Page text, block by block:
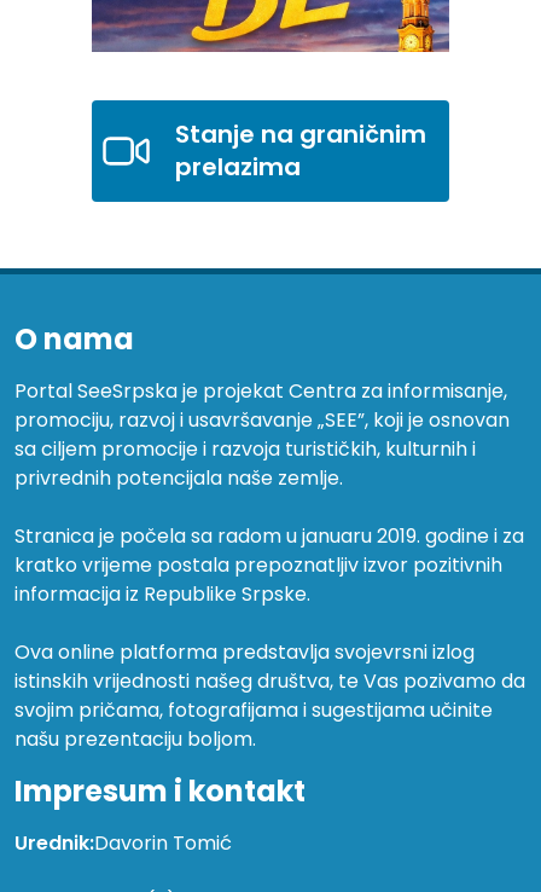
Stanje na graničnim
prelazima
O nama
Portal SeeSrpska je projekat Centra za informisanje,
promociju, razvoj i usavršavanje „SEE”, koji je osnovan
sa ciljem promocije i razvoja turističkih, kulturnih i
privrednih potencijala naše zemlje.
Stranica je počela sa radom u januaru 2019. godine i za
kratko vrijeme postala prepoznatljiv izvor pozitivnih
informacija iz Republike Srpske.
Ova online platforma predstavlja svojevrsni izlog
istinskih vrijednosti našeg društva, te Vas pozivamo da
svojim pričama, fotografijama i sugestijama učinite
našu prezentaciju boljom.
Impresum i kontakt
Urednik:Davorin Tomić